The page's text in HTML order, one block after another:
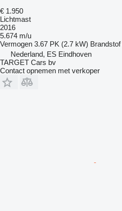
€ 1.950
Lichtmast
2016
5.674 m/u
Vermogen 3.67 PK (2.7 kW) Brandstof
Nederland, ES Eindhoven
TARGET Cars bv
Contact opnemen met verkoper